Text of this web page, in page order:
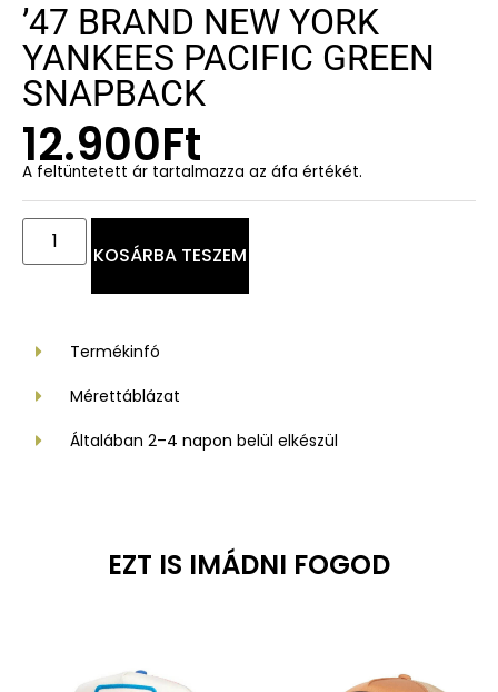
’47 BRAND NEW YORK
YANKEES PACIFIC GREEN
SNAPBACK
12.900Ft
A feltüntetett ár tartalmazza az áfa értékét.
KOSÁRBA TESZEM
Termékinfó
Mérettáblázat
Általában 2–4 napon belül elkészül
EZT IS IMÁDNI FOGOD